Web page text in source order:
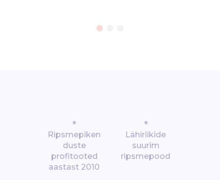
*
Ripsmepiken
duste
profitooted
aastast 2010
*
Lähiriikide
suurim
ripsmepood